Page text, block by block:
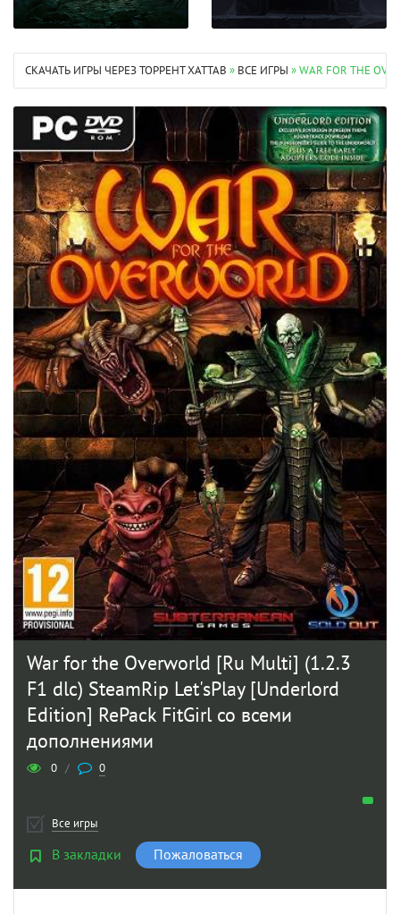
СКАЧАТЬ ИГРЫ ЧЕРЕЗ ТОРРЕНТ XATTAB » ВСЕ ИГРЫ » WAR FOR THE
War for the Overworld [Ru Multi] (1.2.3
F1 dlc) SteamRip Let'sPlay [Underlord
Edition] RePack FitGirl со всеми
дополнениями
0 / 0
Все игры
В закладки Пожаловаться